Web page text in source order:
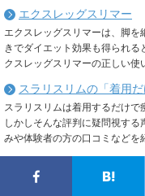
エクスレッグスリマー
エクスレッグスリマーは、脚
きでダイエット効果も得られ
クスレッグスリマーの正しい使
スラリスリムの「着用
スラリスリムは着用するだけで
しかしそんな評判に疑問視す
みや体験者の方の口コミなどを
ララスリムナイトは着用して